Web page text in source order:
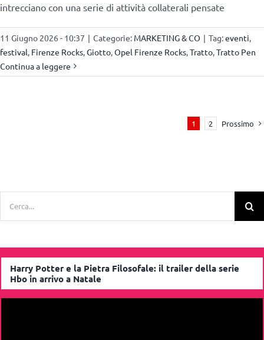
intrecciano con una serie di attività collaterali pensate
11 Giugno 2026 - 10:37 | Categorie: MARKETING & CO | Tag:eventi,
festival, Firenze Rocks,Giotto,Opel Firenze Rocks,Tratto,Tratto Pen
Continua a leggere
1 2 Prossimo
Harry Potter e la Pietra Filosofale: il trailer della serie
Hbo in arrivo a Natale